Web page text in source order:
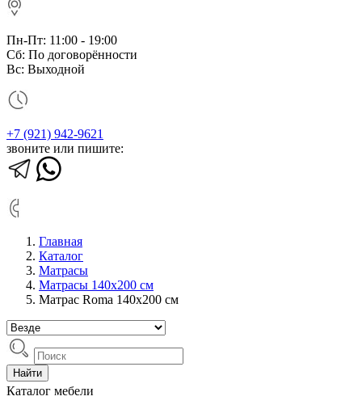
Пн-Пт: 11:00 - 19:00
Сб: По договорённости
Вс: Выходной
+7 (921) 942-9621
звоните или пишите:
Главная
Каталог
Матрасы
Матрасы 140х200 см
Матрас Roma 140х200 см
Найти
Каталог мебели